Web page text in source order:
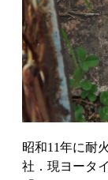
昭和11年に耐
社．現ヨータ